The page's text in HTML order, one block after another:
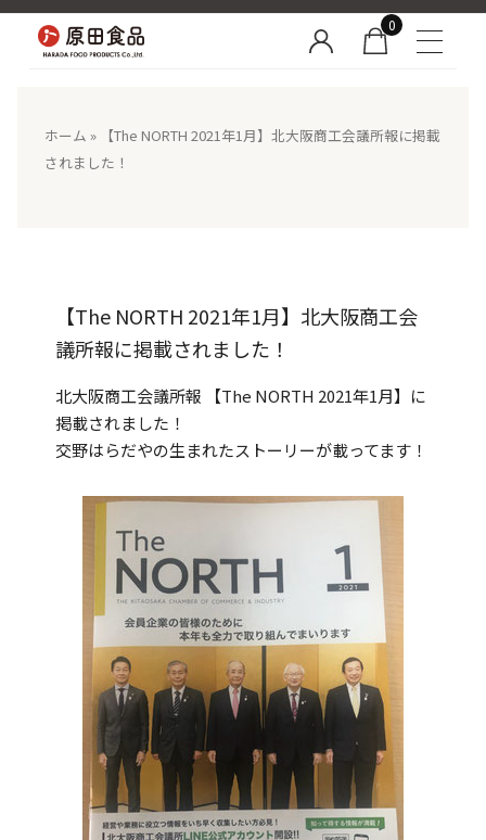
0
ホーム »
【The NORTH 2021年1月】北大阪商工会議所報に掲載
されました！
【The NORTH 2021年1月】北大阪商工会
議所報に掲載されました！
北大阪商工会議所報 【The NORTH 2021年1月】に
掲載されました！
交野はらだやの生まれたストーリーが載ってます！